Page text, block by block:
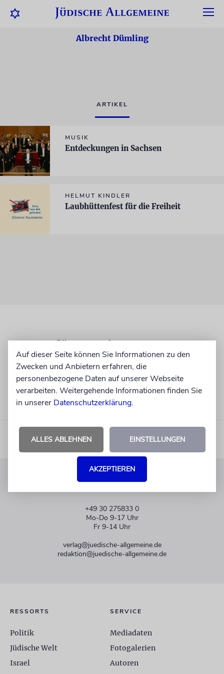
Albrecht Dümling
ARTIKEL
MUSIK
Entdeckungen in Sachsen
HELMUT KINDLER
Laubhüttenfest für die Freiheit
+49 30 275833 0
Mo-Do 9-17 Uhr
Fr 9-14 Uhr
verlag@juedische-allgemeine.de
redaktion@juedische-allgemeine.de
RESSORTS
Politik
Jüdische Welt
Israel
SERVICE
Mediadaten
Fotogalerien
Autoren
Auf dieser Seite können Sie Informationen zu den
Zwecken und Anbietern erfahren, die
personenbezogene Daten auf unserer Webseite
verarbeiten. Weitergehende Informationen finden Sie
in unserer Datenschutzerklärung.
ALLES ABLEHNEN EINSTELLUNGEN
AKZEPTIEREN